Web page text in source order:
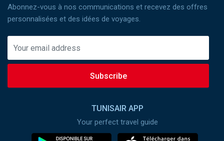
Abonnez-vous à nos communications et recevez des offres
personnalisées et des idées de voyages.
Subscribe
TUNISAIR APP
Your perfect travel guide